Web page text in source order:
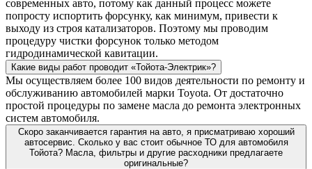
современных авто, потому как данный процесс можете
попросту испортить форсунку, как минимум, привести к
выходу из строя катализаторов. Поэтому мы проводим
процедуру чистки форсунок только методом
гидродинамической кавитации.
Какие виды работ проводит «Тойота-Электрик»?
Мы осуществляем более 100 видов деятельности по ремонту и
обслуживанию автомобилей марки Toyota. От достаточно
простой процедуры по замене масла до ремонта электронных
систем автомобиля.
Скоро заканчивается гарантия на авто, я присматриваю хороший
автосервис. Сколько у вас стоит обычное ТО для автомобиля
Тойота? Масла, фильтры и другие расходники предлагаете
оригинальные?